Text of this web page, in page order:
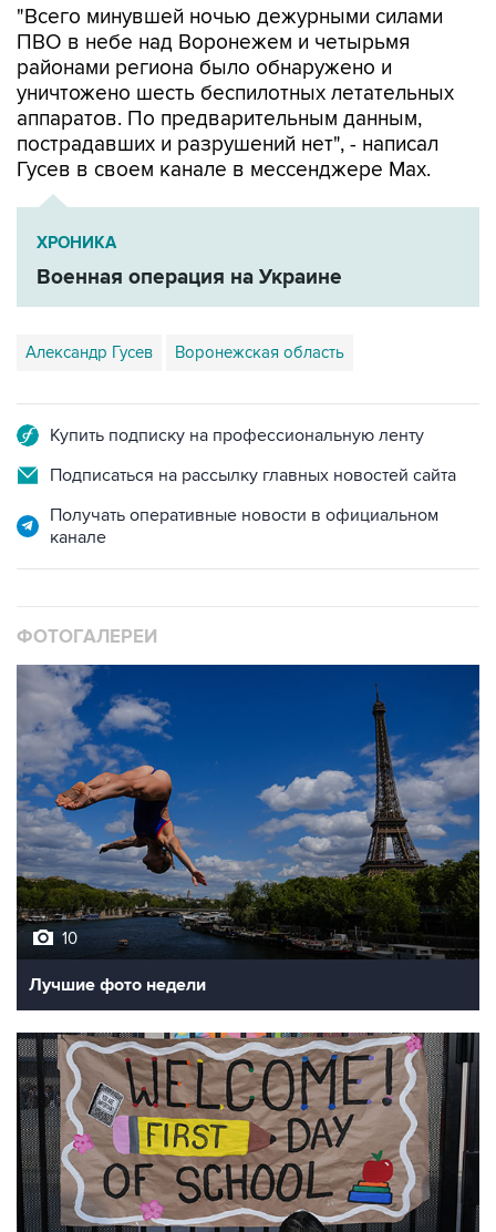
"Всего минувшей ночью дежурными силами
ПВО в небе над Воронежем и четырьмя
районами региона было обнаружено и
уничтожено шесть беспилотных летательных
аппаратов. По предварительным данным,
пострадавших и разрушений нет", - написал
Гусев в своем канале в мессенджере Max.
ХРОНИКА
Военная операция на Украине
Александр Гусев Воронежская область
Купить подписку на профессиональную ленту
Подписаться на рассылку главных новостей сайта
Получать оперативные новости в официальном
канале
ФОТОГАЛЕРЕИ
10
Лучшие фото недели